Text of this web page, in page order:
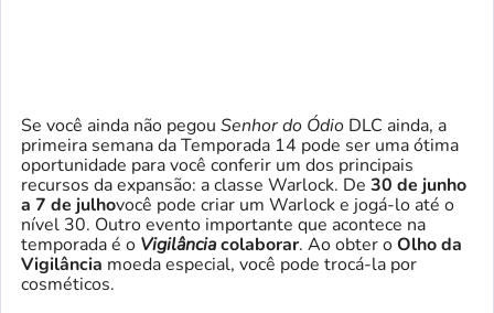
Se você ainda não pegou Senhor do Ódio DLC ainda, a
primeira semana da Temporada 14 pode ser uma ótima
oportunidade para você conferir um dos principais
recursos da expansão: a classe Warlock. De 30 de junho
a 7 de julhovocê pode criar um Warlock e jogá-lo até o
nível 30. Outro evento importante que acontece na
temporada é o Vigilânciacolaborar. Ao obter oOlho da
Vigilância moeda especial, você pode trocá-la por
cosméticos.